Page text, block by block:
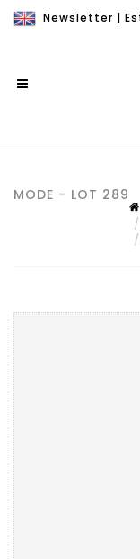
Newsletter |
MODE - LOT 289